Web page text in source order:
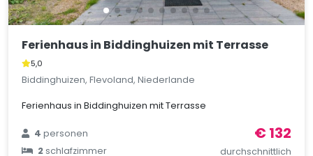
Ferienhaus in Biddinghuizen mit Terrasse
5,0
Biddinghuizen, Flevoland, Niederlande
Ferienhaus in Biddinghuizen mit Terrasse
4personen
2schlafzimmer
€ 132
durchschnittlich